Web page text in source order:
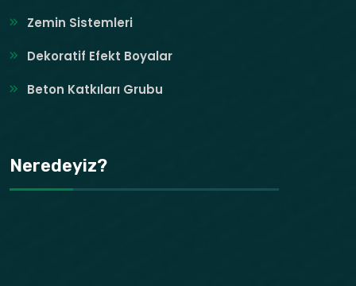
Zemin Sistemleri
Dekoratif Efekt Boyalar
Beton Katkıları Grubu
Neredeyiz?